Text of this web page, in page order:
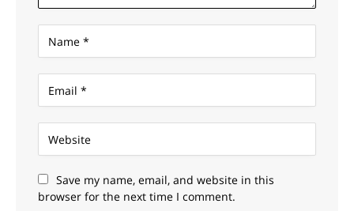
Save my name, email, and website in this
browser for the next time I comment.